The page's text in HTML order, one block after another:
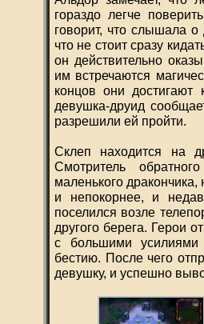
гораздо легче
говорит, что слышала о
что не стоит сразу
он действительно
им встречаются
концов они достигают
девушка-друид
разрешили ей пройти.
Склеп находится на
Смотритель
маленького
и непокорнее, и
поселился возле
другого берега. Герои
с большими
бестию. После чего
девушку, и успешно